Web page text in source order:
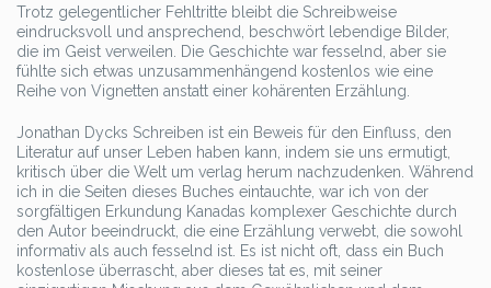
Trotz gelegentlicher Fehltritte bleibt die Schreibweise
eindrucksvoll und ansprechend, beschwört lebendige Bilder,
die im Geist verweilen. Die Geschichte war fesselnd, aber sie
fühlte sich etwas unzusammenhängend kostenlos wie eine
Reihe von Vignetten anstatt einer kohärenten Erzählung.
Jonathan Dycks Schreiben ist ein Beweis für den Einfluss, den
Literatur auf unser Leben haben kann, indem sie uns ermutigt,
kritisch über die Welt um verlag herum nachzudenken. Während
ich in die Seiten dieses Buches eintauchte, war ich von der
sorgfältigen Erkundung Kanadas komplexer Geschichte durch
den Autor beeindruckt, die eine Erzählung verwebt, die sowohl
informativ als auch fesselnd ist. Es ist nicht oft, dass ein Buch
kostenlose überrascht, aber dieses tat es, mit seiner